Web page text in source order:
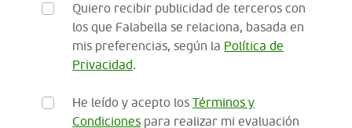
Quiero recibir publicidad de terceros con
los que Falabella se relaciona, basada en
mis preferencias, según la Política de
Privacidad.
He leído y acepto los Términos y
Condiciones para realizar mi evaluación